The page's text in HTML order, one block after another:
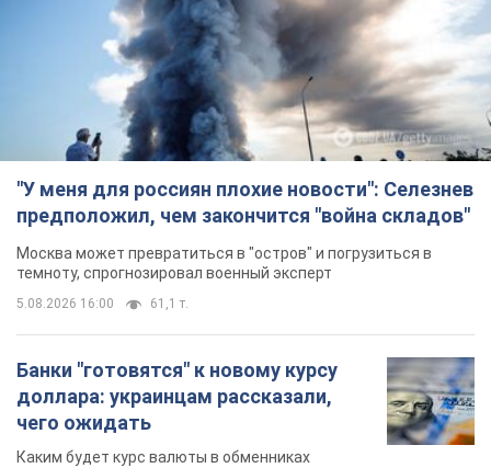
"У меня для россиян плохие новости": Селезнев
предположил, чем закончится "война складов"
Москва может превратиться в "остров" и погрузиться в
темноту, спрогнозировал военный эксперт
5.08.2026 16:00 61,1 т.
Банки "готовятся" к новому курсу
доллара: украинцам рассказали,
чего ожидать
Каким будет курс валюты в обменниках